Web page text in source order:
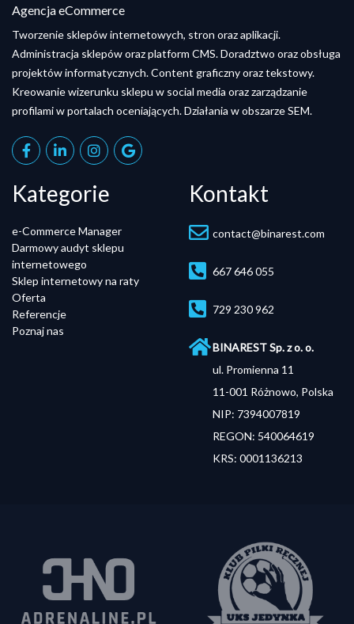
Agencja eCommerce
Tworzenie sklepów internetowych, stron oraz aplikacji.
Administracja sklepów oraz platform CMS. Doradztwo oraz obsługa
projektów informatycznych. Content graficzny oraz tekstowy.
Kreowanie wizerunku sklepu w social media oraz zarządzanie
profilami w portalach oceniających. Działania w obszarze SEM.
Kategorie
e-Commerce Manager
Darmowy audyt sklepu
internetowego
Sklep internetowy na raty
Oferta
Referencje
Poznaj nas
Kontakt
contact@binarest.com
667 646 055
729 230 962
BINAREST Sp. z o. o.
ul. Promienna 11
11-001 Różnowo, Polska
NIP: 7394007819
REGON: 540064619
KRS: 0001136213